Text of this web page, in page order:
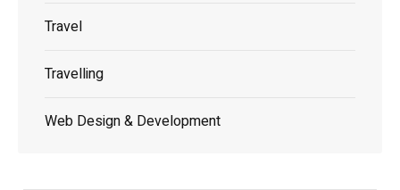
Travel
Travelling
Web Design & Development